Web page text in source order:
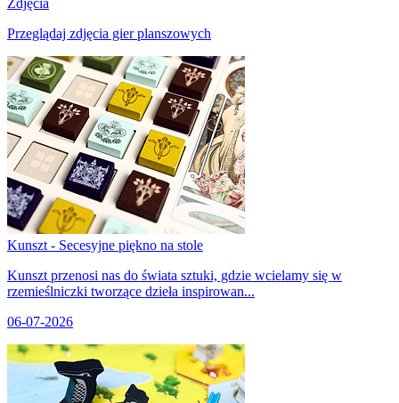
Zdjęcia
Przeglądaj zdjęcia gier planszowych
Kunszt - Secesyjne piękno na stole
Kunszt przenosi nas do świata sztuki, gdzie wcielamy się w
rzemieślniczki tworzące dzieła inspirowan...
06-07-2026